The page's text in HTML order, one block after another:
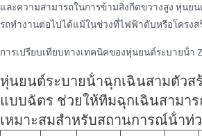
และความสามารถในการข้ามสิ่งกีดขวางสูง หุ่นยน
รถทํางานต่อไปได้แม้ในช่วงที่ไฟฟ้าดับหรือโครงส
การเปรียบเทียบทางเทคนิคของหุ่นยนต์ระบายน้ํา
หุ่นยนต์ระบายน้ําฉุกเฉินสามตัวส
แบบฉัตร ช่วยให้ทีมฉุกเฉินสามาร
เหมาะสมสําหรับสถานการณ์น้ําท่